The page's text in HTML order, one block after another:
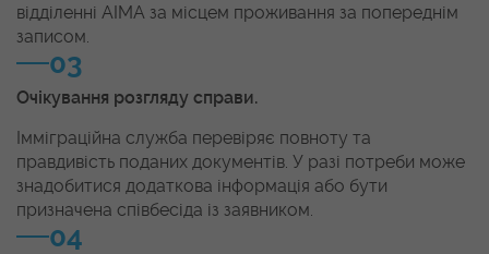
відділенні AIMA за місцем проживання за попереднім
записом.
03
Очікування розгляду справи.
Імміграційна служба перевіряє повноту та
правдивість поданих документів. У разі потреби може
знадобитися додаткова інформація або бути
призначена співбесіда із заявником.
04